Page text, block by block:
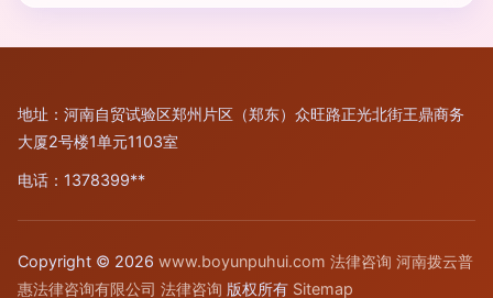
地址：河南自贸试验区郑州片区（郑东）众旺路正光北街王鼎商务
大厦2号楼1单元1103室
电话：1378399**
Copyright © 2026 www.boyunpuhui.com 法律咨询 河南拨云普
惠法律咨询有限公司 法律咨询 版权所有 Sitemap